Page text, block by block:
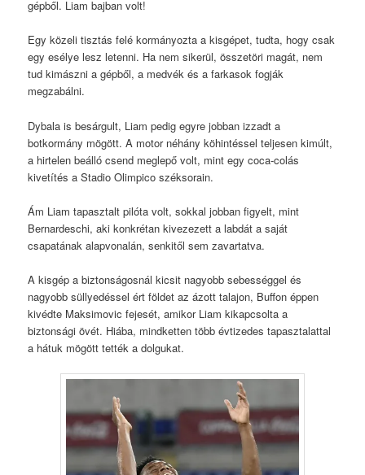
gépből. Liam bajban volt!
Egy közeli tisztás felé kormányozta a kisgépet, tudta, hogy csak
egy esélye lesz letenni. Ha nem sikerül, összetöri magát, nem
tud kimászni a gépből, a medvék és a farkasok fogják
megzabálni.
Dybala is besárgult, Liam pedig egyre jobban izzadt a
botkormány mögött. A motor néhány köhintéssel teljesen kimúlt,
a hirtelen beálló csend meglepő volt, mint egy coca-colás
kivetítés a Stadio Olimpico széksorain.
Ám Liam tapasztalt pilóta volt, sokkal jobban figyelt, mint
Bernardeschi, aki konkrétan kivezezett a labdát a saját
csapatának alapvonalán, senkitől sem zavartatva.
A kisgép a biztonságosnál kicsit nagyobb sebességgel és
nagyobb süllyedéssel ért földet az ázott talajon, Buffon éppen
kivédte Maksimovic fejesét, amikor Liam kikapcsolta a
biztonsági övét. Hiába, mindketten több évtizedes tapasztalattal
a hátuk mögött tették a dolgukat.